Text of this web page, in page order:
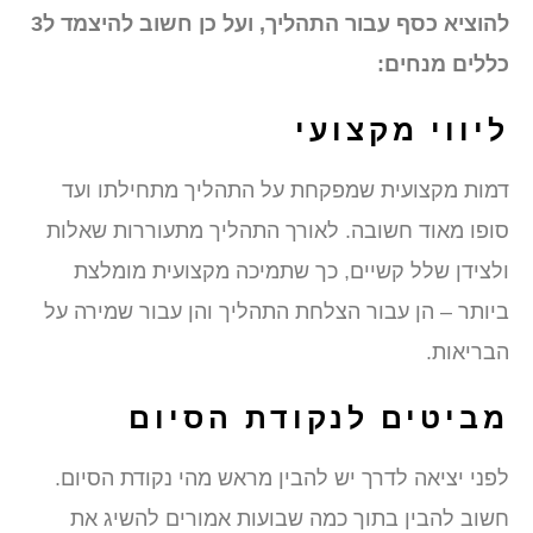
להוציא כסף עבור התהליך, ועל כן חשוב להיצמד ל3
כללים מנחים:
ליווי מקצועי
דמות מקצועית שמפקחת על התהליך מתחילתו ועד
סופו מאוד חשובה. לאורך התהליך מתעוררות שאלות
ולצידן שלל קשיים, כך שתמיכה מקצועית מומלצת
ביותר – הן עבור הצלחת התהליך והן עבור שמירה על
הבריאות.
מביטים לנקודת הסיום
לפני יציאה לדרך יש להבין מראש מהי נקודת הסיום.
חשוב להבין בתוך כמה שבועות אמורים להשיג את